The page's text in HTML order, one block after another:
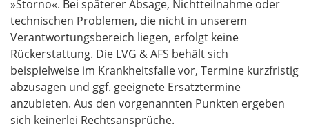
»Storno«. Bei späterer Absage, Nichtteilnahme oder
technischen Problemen, die nicht in unserem
Verantwortungsbereich liegen, erfolgt keine
Rückerstattung. Die LVG & AFS behält sich
beispielweise im Krankheitsfalle vor, Termine kurzfristig
abzusagen und ggf. geeignete Ersatztermine
anzubieten. Aus den vorgenannten Punkten ergeben
sich keinerlei Rechtsansprüche.